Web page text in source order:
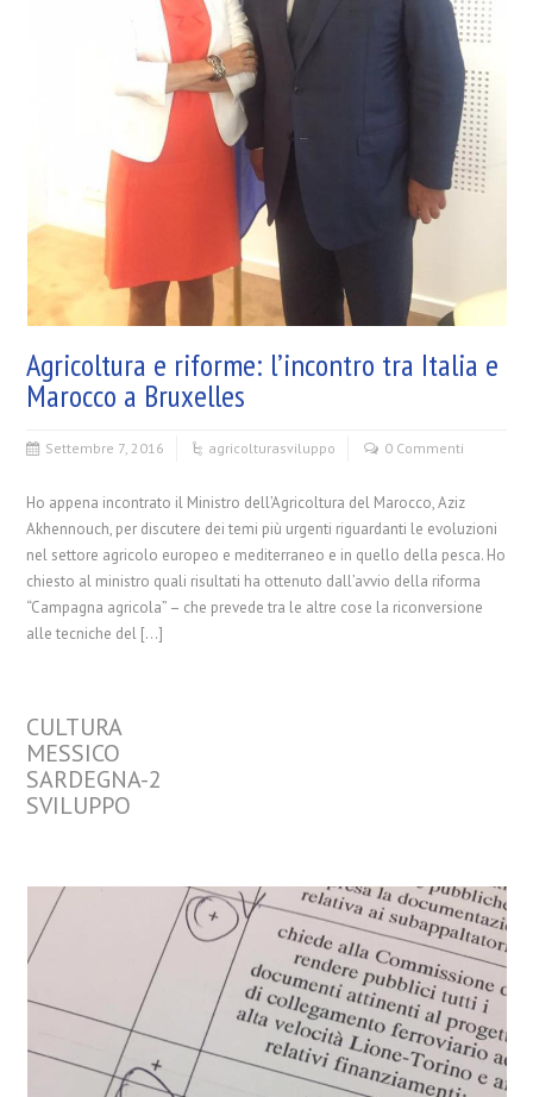
Agricoltura e riforme: l’incontro tra Italia e
Marocco a Bruxelles
Settembre 7, 2016 agricolturasviluppo 0 Commenti
Ho appena incontrato il Ministro dell’Agricoltura del Marocco, Aziz
Akhennouch, per discutere dei temi più urgenti riguardanti le evoluzioni
nel settore agricolo europeo e mediterraneo e in quello della pesca. Ho
chiesto al ministro quali risultati ha ottenuto dall’avvio della riforma
“Campagna agricola” – che prevede tra le altre cose la riconversione
alle tecniche del […]
CULTURA
MESSICO
SARDEGNA-2
SVILUPPO